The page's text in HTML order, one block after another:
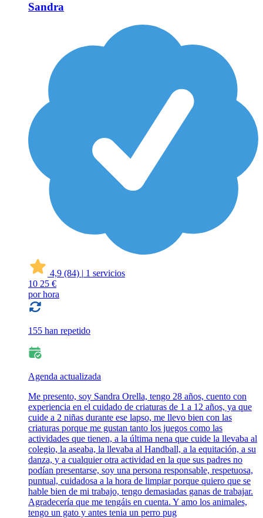
Sandra
4,9 (84) | 1 servicios
10 25 €
por hora
155 han repetido
Agenda actualizada
Me presento, soy Sandra Orella, tengo 28 años, cuento con
experiencia en el cuidado de criaturas de 1 a 12 años, ya que
cuide a 2 niñas durante ese lapso, me llevo bien con las
criaturas porque me gustan tanto los juegos como las
actividades que tienen, a la última nena que cuide la llevaba al
colegio, la aseaba, la llevaba al Handball, a la equitación, a su
danza, y a cualquier otra actividad en la que sus padres no
podían presentarse, soy una persona responsable, respetuosa,
puntual, cuidadosa a la hora de limpiar porque quiero que se
hable bien de mi trabajo, tengo demasiadas ganas de trabajar.
Agradecería que me tengáis en cuenta. Y amo los animales,
tengo un gato y antes tenia un perro pug